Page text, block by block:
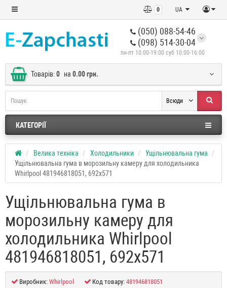
UA
0
(050) 088-54-46
(098) 514-30-04
пн-пт 10:00-19:00 суб 10:00-16:00
Товарів:0 на 0.00 грн.
Всюди
КАТЕГОРІЇ
Велика техніка Холодильники
Ущільнювальна гума
Ущільнювальна гума в морозильну камеру для холодильника
Whirlpool 481946818051, 692x571
Ущільнювальна гума в
морозильну камеру для
холодильника Whirlpool
481946818051, 692x571
Виробник: Whirlpool Код товару: 481946818051